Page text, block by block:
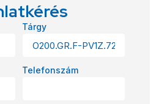
Tárgy
Telefonszám